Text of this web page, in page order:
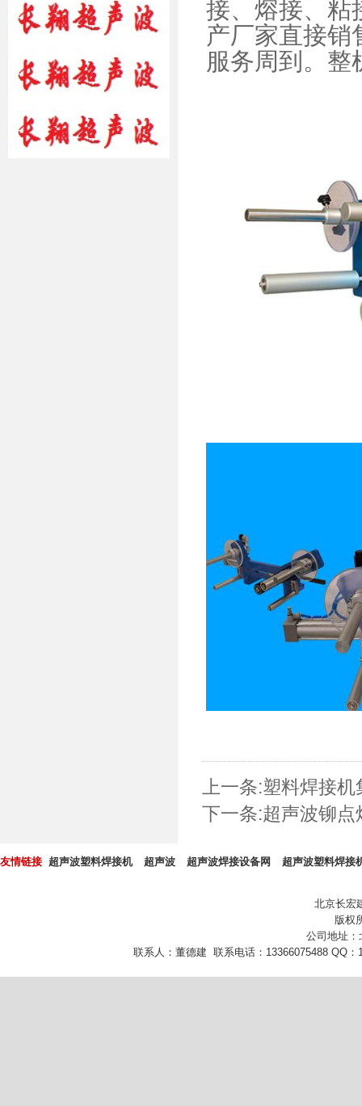
接、熔接、粘
产厂家直接销
服务周到。整
上一条:塑料焊接机
下一条:超声波铆点
友情链接 超声波塑料焊接机 超声波 超声波焊接设备网 超声波塑料焊接
北京长宏
版权
公司地址：
联系人：董德建 联系电话：13366075488 QQ：